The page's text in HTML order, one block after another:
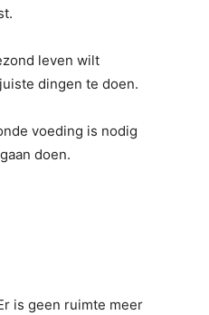
leven wilt
dingen te doen.
voeding is nodig
doen.
is geen ruimte meer